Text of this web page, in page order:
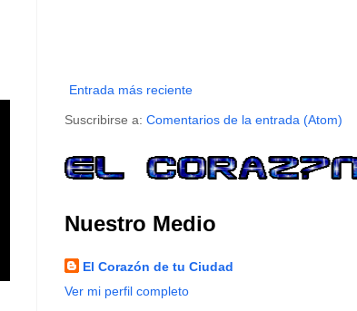
Entrada más reciente
Suscribirse a: Comentarios de la entrada (Atom)
Nuestro Medio
El Corazón de tu Ciudad
Ver mi perfil completo